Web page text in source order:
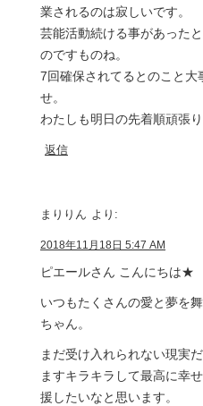
業されるのは寂しいです。
芸能活動続ける事があった
のですものね。
7回確保されてるとのこと大
せ。
わたしも明日の先着順頑張り
返信
まりりん より:
2018年11月18日 5:47 AM
ピエールさん こんにちは★
いつもたくさんの愛と夢を
ちゃん。
まだ受け入れられない現実
ますキラキラして最高に幸
援したいなと思います。